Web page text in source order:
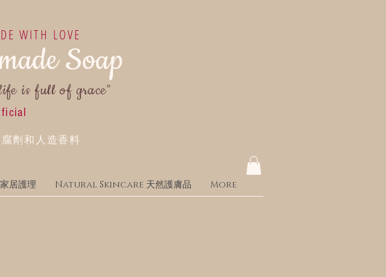
WITH LOVE
Soap
is full of grace"
劑和人造香料
居護理 Natural Skincare 天然護膚品 More